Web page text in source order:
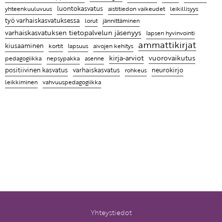
tekeekin työstä mielenkiintoista
Ammattikirjat auttavat ymmärtämään, miksi lapsi
käyttäytyy tietyllä tavalla ja antaa parempia keinoja
kohdata hänet
yhteenkuuluvuus
luontokasvatus aistitiedon vaikeudet
leikillisyys
työ varhaiskasvatuksessa
lorut jännittäminen
varhaiskasvatuksen tietopalvelun jäsenyys lapsen hyvinvointi
kiusaaminen kortit lapsuus aivojen kehitys ammattikirjat
pedagogiikka nepsypakka asenne kirja-arviot vuorovaikutus
positiivinen kasvatus varhaiskasvatus rohkeus neurokirjo
leikkiminen vahvuuspedagogiikka
Yhteystiedot